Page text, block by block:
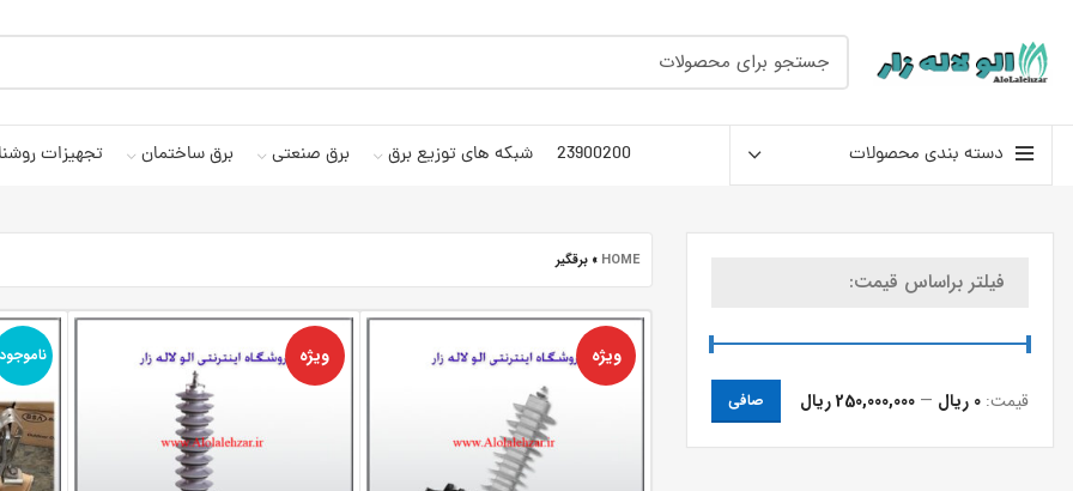
دسته بندی محصولات 23900200 شبکه های توزیع برق برق صنعتی برق ساختمان تجهیزات
فیلتر براساس قیمت:
صافی قيمت: 0 ریال — 250,000,000 ریال
HOME
» برقگیر
ویژه ویژه ناموجود